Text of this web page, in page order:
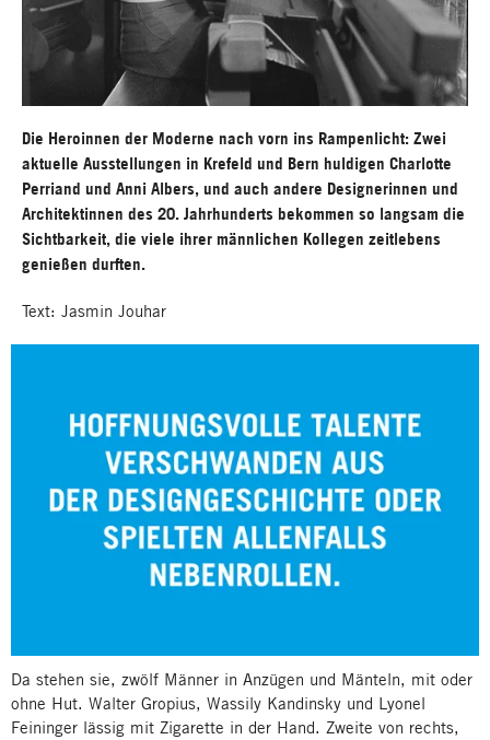
Die Heroinnen der Moderne nach vorn ins Rampenlicht: Zwei
aktuelle Ausstellungen in Krefeld und Bern huldigen Charlotte
Perriand und Anni Albers, und auch andere Designerinnen und
Architektinnen des 20. Jahrhunderts bekommen so langsam die
Sichtbarkeit, die viele ihrer männlichen Kollegen zeitlebens
genießen durften.
Text: Jasmin Jouhar
Da stehen sie, zwölf Männer in Anzügen und Mänteln, mit oder
ohne Hut. Walter Gropius, Wassily Kandinsky und Lyonel
Feininger lässig mit Zigarette in der Hand. Zweite von rechts,